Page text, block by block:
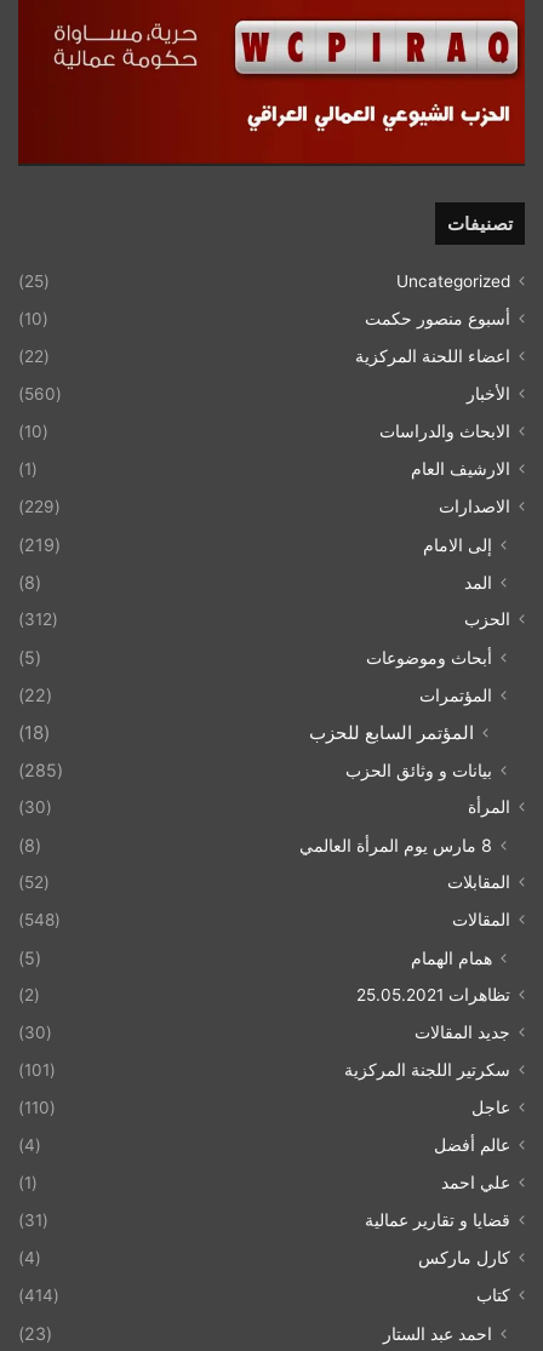
تصنيفات
Uncategorized
(25)
أسبوع منصور حكمت
(10)
اعضاء اللحنة المركزية
(22)
الأخبار
(560)
الابحاث والدراسات
(10)
الارشيف العام
(1)
الاصدارات
(229)
إلى الامام
(219)
المد
(8)
الحزب (312)
أبحاث وموضوعات
(5)
المؤتمرات
(22)
المؤتمر السابع للحزب (18)
بيانات و وثائق الحزب (285)
المرأة (30)
8 مارس يوم المرأة العالمي (8)
المقابلات
(52)
المقالات
(548)
همام الهمام (5)
تظاهرات 25.05.2021
(2)
جديد المقالات
(30)
سكرتير اللجنة المركزية
(101)
عاجل
(110)
عالم أفضل
(4)
علي احمد
(1)
قضايا و تقارير عمالية
(31)
كارل ماركس
(4)
كتاب
(414)
احمد عبد الستار
(23)